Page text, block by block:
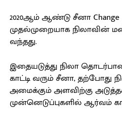
2020ஆம் ஆண்டு சீனா Change
முதல்முறையாக நிலாவின்
வந்தது.
இதையடுத்து நிலா
காட்டி வரும் சீனா, தற்போது
அமைக்கும் அளவிற்கு
முன்னெடுப்புகளில் ஆர்வம்